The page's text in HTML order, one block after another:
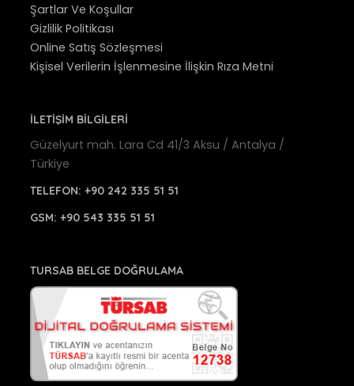
Şartlar Ve Koşullar
Gizlilik Politikası
Online Satış Sözleşmesi
Kişisel Verilerin İşlenmesine İlişkin Rıza Metni
İLETİŞİM BİLGİLERİ
Güzelyurt mah. Lara Cd 41/3 Aksu / Antalya /
Türkiye
TELEFON: +90 242 335 51 51
GSM: +90 543 335 51 51
TURSAB BELGE DOĞRULAMA